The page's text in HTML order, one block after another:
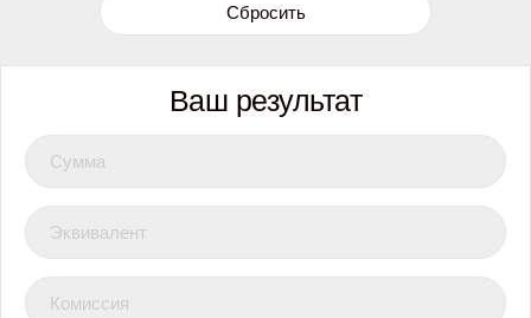
Сбросить
Ваш результат
Сумма
Эквивалент
Комиссия